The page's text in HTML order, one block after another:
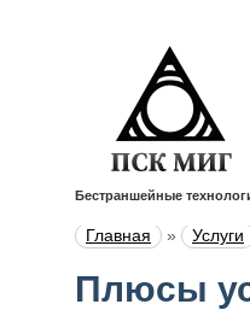
Бестраншейные
Главная » Услуги
Плюсы